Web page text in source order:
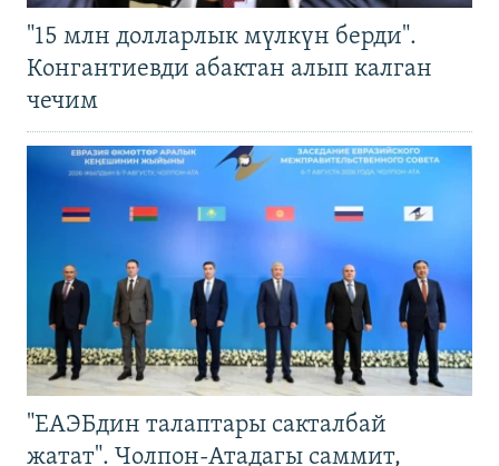
"15 млн долларлык мүлкүн берди".
Конгантиевди абактан алып калган
чечим
"ЕАЭБдин талаптары сакталбай
жатат". Чолпон-Атадагы саммит,